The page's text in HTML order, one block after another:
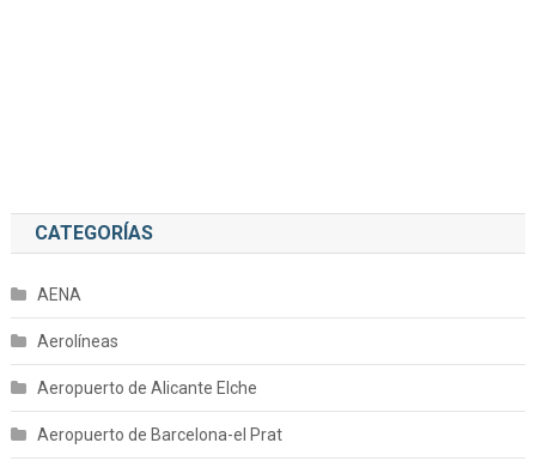
CATEGORÍAS
AENA
Aerolíneas
Aeropuerto de Alicante Elche
Aeropuerto de Barcelona-el Prat